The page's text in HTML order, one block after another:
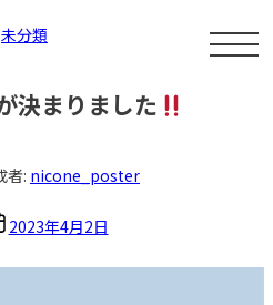
カ
リ
ー
未分類
決まりました
者: nicone_poster
2023年4月2日